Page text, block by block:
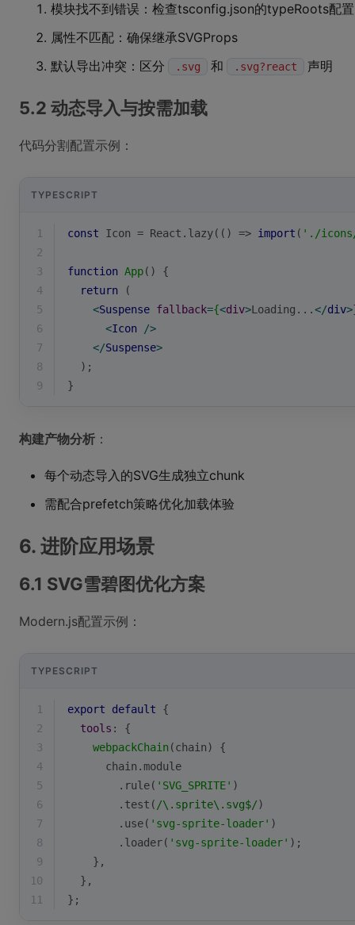
模块找不到错误：检查tsconfig.json的typeRoots配置
属性不匹配：确保继承SVGProps
默认导出冲突：区分
.svg 和 .svg?react 声明
5.2 动态导入与按需加载
代码分割配置示例：
TYPESCRIPT
1 const Icon = React.lazy( () => import ( './
2
3
function App( ) {
4
return (
5
<Suspense fallback={<div>Loading...</div>
6
<Icon />
7
</Suspense>
8
  );
9
}
构建产物分析 ：
每个动态导入的SVG生成独立chunk
需配合prefetch策略优化加载体验
6. 进阶应用场景
6.1 SVG雪碧图优化方案
Modern.js配置示例：
TYPESCRIPT
1 export default {
2
tools : {
3
webpackChain(chain)
{
4
      chain.module
5
        .rule(
'SVG_SPRITE' )
6
        .test(
/\.sprite\.svg$/)
7
        .use(
'svg-sprite-loader' )
8
        .loader(
'svg-sprite-loader' );
9
    },
10
  },
11
};